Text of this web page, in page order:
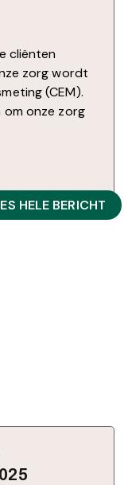
cliënten
zorg wordt
(CEM).
onze zorg
HELE BERICHT